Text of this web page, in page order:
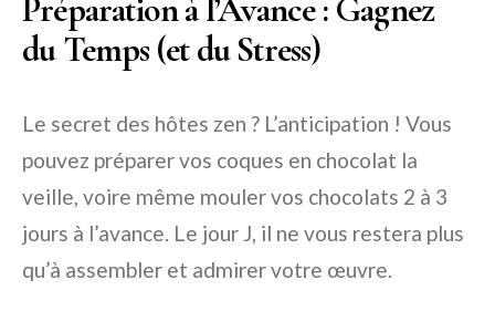
Préparation à l’Avance : Gagnez
du Temps (et du Stress)
Le secret des hôtes zen ? L’anticipation ! Vous
pouvez préparer vos coques en chocolat la
veille, voire même mouler vos chocolats 2 à 3
jours à l’avance. Le jour J, il ne vous restera plus
qu’à assembler et admirer votre œuvre.